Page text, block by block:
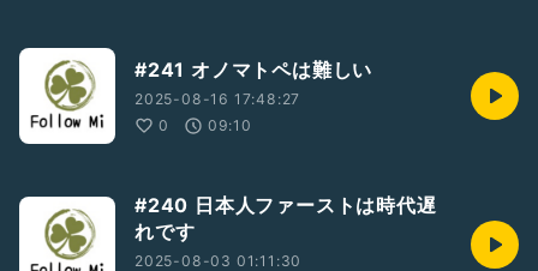
#241 オノマトペは難しい
2025-08-16 17:48:27
0
09:10
#240 日本人ファーストは時代遅
れです
2025-08-03 01:11:30